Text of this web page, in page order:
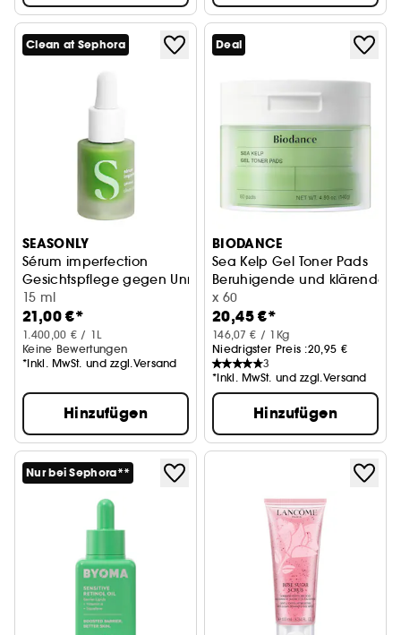
Clean at Sephora
SEASONLY
Sérum imperfection
Gesichtspflege gegen Unreinheiten
15 ml
21,00 €*
1.400,00 € / 1L
Keine Bewertungen
*Inkl. MwSt. und zzgl.Versand
Hinzufügen
Deal
BIODANCE
Sea Kelp Gel Toner Pads
Beruhigende und klärende
x 60
20,45 €*
146,07 € / 1Kg
Niedrigster Preis :20,95 €
3
*Inkl. MwSt. und zzgl.Versand
Hinzufügen
Nur bei Sephora**